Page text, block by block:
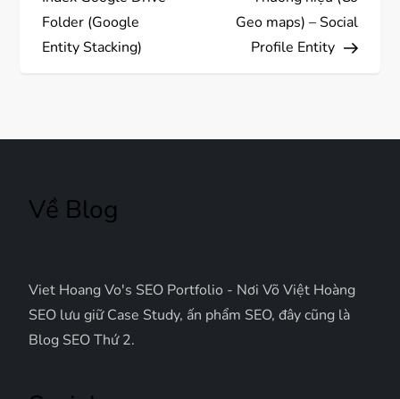
ề
ớ
g
b
Folder (Google
Entity Stacking)
Geo maps) – Social
Profile Entity
Về Blog
Viet Hoang Vo's SEO Portfolio - Nơi Võ Việt Hoàng
SEO lưu giữ Case Study, ấn phẩm SEO, đây cũng là
Blog SEO Thứ 2.